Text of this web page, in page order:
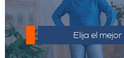
Elija el
Haz un inventario
de objetos
volumen y